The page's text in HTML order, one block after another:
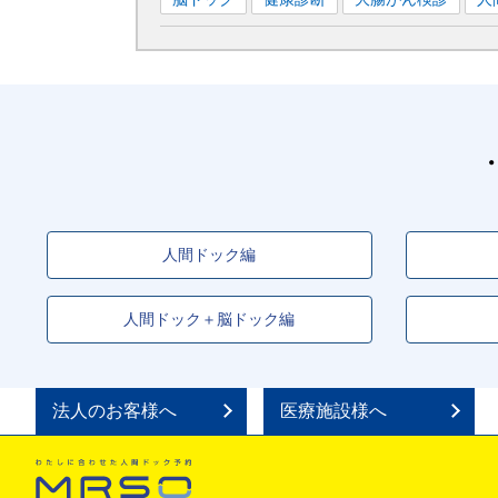
人間ドック編
人間ドック＋脳ドック編
法人のお客様へ 医療施設様へ